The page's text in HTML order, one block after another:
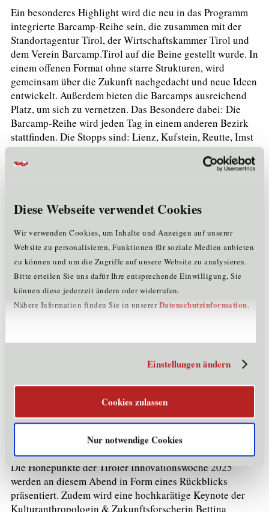
Diese Webseite verwendet Cookies
Wir verwenden Cookies, um Inhalte und Anzeigen auf unserer
Website zu personalisieren, Funktionen für soziale Medien anbieten
zu können und um die Zugriffe auf unsere Website zu analysieren.
Bitte erteilen Sie uns dafür Ihre entsprechende Einwilligung, Sie
können diese jederzeit ändern oder widerrufen.
Nähere Information finden Sie in unsererDatenschutzinformation.
Einstellungen ändern
Cookies zulassen
Nur notwendige Cookies
Ein besonderes Highlight wird die neu in das Programm
integrierte Barcamp-Reihe sein, die zusammen mit der
Standortagentur Tirol, der Wirtschaftskammer Tirol und
dem Verein Barcamp.Tirol auf die Beine gestellt wurde. In
einem offenen Format ohne starre Strukturen, wird
gemeinsam über die Zukunft nachgedacht und neue Ideen
entwickelt. Außerdem bieten die Barcamps ausreichend
Platz, um sich zu vernetzen. Das Besondere dabei: Die
Barcamp-Reihe wird jeden Tag in einem anderen Bezirk
stattfinden. Die Stopps sind: Lienz, Kufstein, Reutte, Imst
und zum Abschluss die Landeshauptstadt Innsbruck.
Vorträge und Praxisimpulse rund um das Thema Digitale
von KI umfasst oder der Onsight Ventures Investors Day.
Mehr Details und viele weitere spannende
Programmpunkte unter:Tiroler Innovationswoche 2025 |
Lebensraum Tirol Holding GmbH
Den Abschluss einer intensiven Woche wird der
Veranstaltung bietet Unternehmen, der Politik und
diversen Institutionen und Einrichtungen Zeit sich
auszutauschen, neue Kontakte zu knüpfen und bestehende
Standortagentur Tirol auch ihr Angebots- und
Serviceportfolio präsentieren.
Die Höhepunkte der Tiroler Innovationswoche 2025
werden an diesem Abend in Form eines Rückblicks
präsentiert. Zudem wird eine hochkarätige Keynote der
Kulturanthropologin & Zukunftsforscherin Bettina